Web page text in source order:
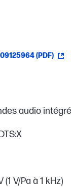
(PDF)
audio
(1 V/Pa à 1 kHz)